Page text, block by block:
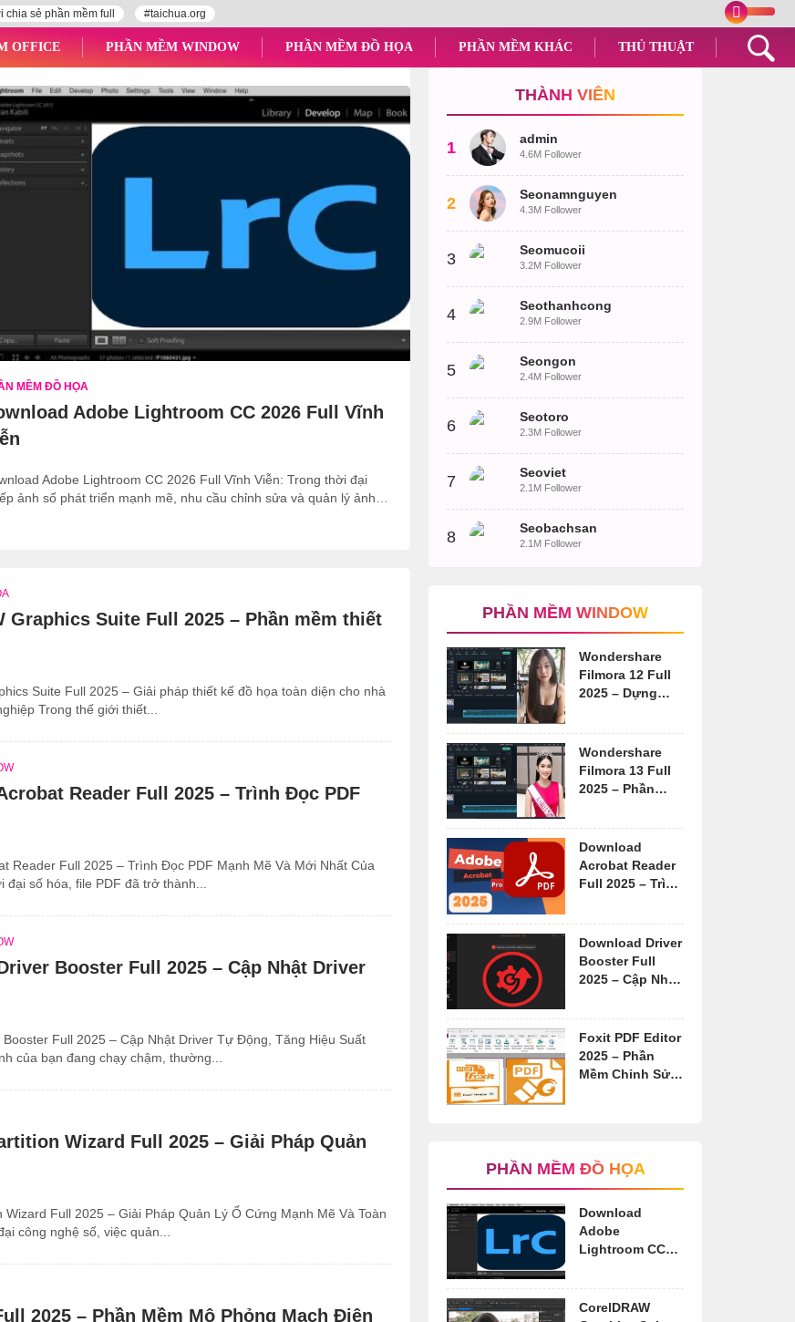
sẻ phần mềm full #taichua.org
OFFICE PHẦN MỀM WINDOW PHẦN MỀM ĐỒ HỌA PHẦN MỀM KHÁC THỦ THUẬT
MỀM ĐỒ HỌA
Adobe Lightroom CC 2026 Full Vĩnh
Adobe Lightroom CC 2026 Full Vĩnh Viễn: Trong thời đại
ảnh số phát triển mạnh mẽ, nhu cầu chỉnh sửa và quản lý ảnh
Graphics Suite Full 2025 – Phần mềm thiết
Suite Full 2025 – Giải pháp thiết kế đồ họa toàn diện cho nhà
Trong thế giới thiết...
Reader Full 2025 – Trình Đọc PDF
Reader Full 2025 – Trình Đọc PDF Mạnh Mẽ Và Mới Nhất Của
đại số hóa, file PDF đã trở thành...
Booster Full 2025 – Cập Nhật Driver
Booster Full 2025 – Cập Nhật Driver Tự Động, Tăng Hiệu Suất
của bạn đang chạy chậm, thường...
Wizard Full 2025 – Giải Pháp Quản
Wizard Full 2025 – Giải Pháp Quản Lý Ổ Cứng Mạnh Mẽ Và Toàn
công nghệ số, việc quản...
2025 – Phần Mềm Mô Phỏng Mạch Điện
THÀNH VIÊN
1 admin
4.6M Follower
2 Seonamnguyen
4.3M Follower
3 Seomucoii
3.2M Follower
4 Seothanhcong
2.9M Follower
5 Seongon
2.4M Follower
6 Seotoro
2.3M Follower
7 Seoviet
2.1M Follower
8 Seobachsan
2.1M Follower
PHẦN MỀM WINDOW
Wondershare
Filmora 12 Full
2025 – Dựng
Wondershare
Filmora 13 Full
2025 – Phần
video
Download
Acrobat Reader
Full 2025 – Trình
Download Driver
Booster Full
2025 – Cập Nhật
Foxit PDF Editor
2025 – Phần
Mềm Chỉnh Sửa
PHẦN MỀM ĐỒ HỌA
Download
Adobe
Lightroom CC
Viễn
CorelDRAW